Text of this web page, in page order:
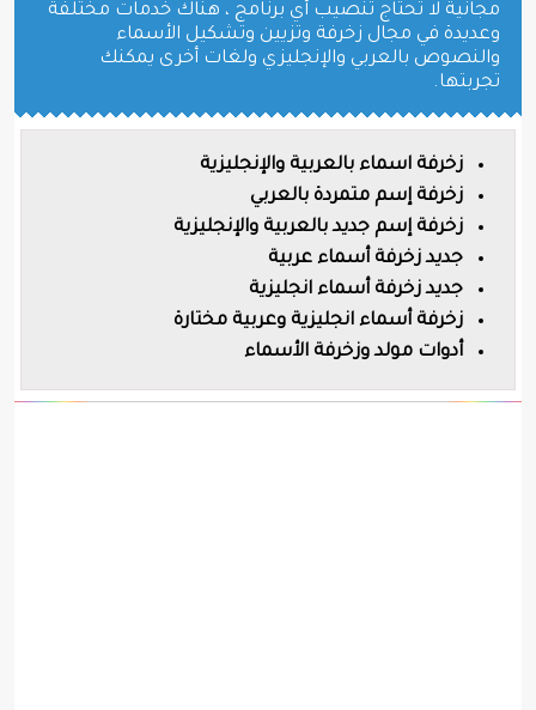
مجانية لا تحتاج تنصيب أي برنامج ، هناك خدمات مختلفة
وعديدة في مجال زخرفة وتزيين وتشكيل الأسماء
والنصوص بالعربي والإنجليزي ولغات أخرى يمكنك
تجربتها.
زخرفة اسماء بالعربية والإنجليزية
زخرفة إسم متمردة بالعربي
زخرفة إسم جديد بالعربية والإنجليزية
جديد زخرفة أسماء عربية
جديد زخرفة أسماء انجليزية
زخرفة أسماء انجليزية وعربية مختارة
أدوات مولد وزخرفة الأسماء